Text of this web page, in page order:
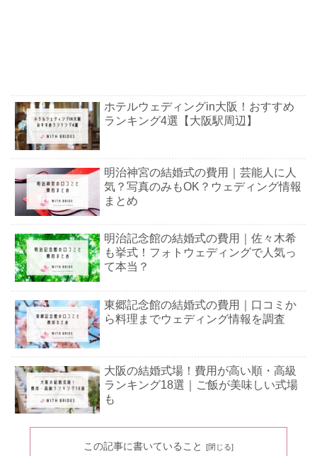
ホテルウェディングin大阪！おすすめ
ランキング4選【大阪駅周辺】
明治神宮の結婚式の費用｜芸能人に人
気？写真のみもOK？ウェディング情報
まとめ
明治記念館の結婚式の費用｜佐々木希
も挙式！フォトウェディングで人気っ
て本当？
東郷記念館の結婚式の費用｜口コミか
ら料理までウェディング情報を調査
大阪の結婚式場！費用が高い順・高級
ランキング18選｜ご飯が美味しい式場
も
評判&レストランの口コミは？姫路・
この記事に書いていること